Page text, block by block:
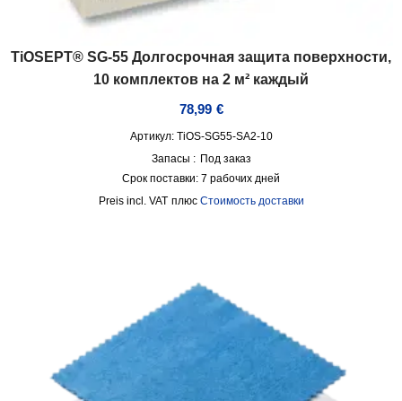
TiOSEPT® SG-55 Долгосрочная защита поверхности,
10 комплектов на 2 м² каждый
78,99 €
Артикул: TiOS-SG55-SA2-10
Запасы : Под заказ
Срок поставки: 7 рабочих дней
incl. VAT плюс Стоимость доставки